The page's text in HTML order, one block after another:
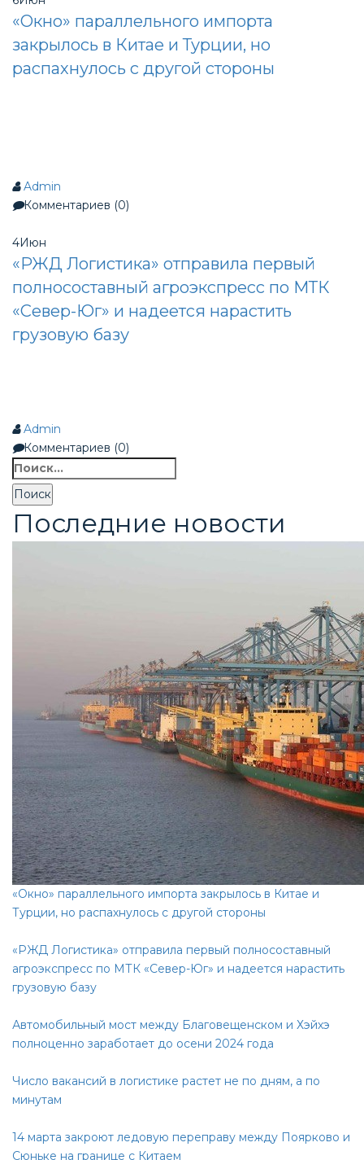
«Окно» параллельного импорта
закрылось в Китае и Турции, но
распахнулось с другой стороны
Admin
Комментариев (0)
4Июн
«РЖД Логистика» отправила первый
полносоставный агроэкспресс по МТК
«Север-Юг» и надеется нарастить
грузовую базу
Admin
Комментариев (0)
Найти:
Последние новости
«Окно» параллельного импорта закрылось в Китае и
Турции, но распахнулось с другой стороны
«РЖД Логистика» отправила первый полносоставный
агроэкспресс по МТК «Север-Юг» и надеется нарастить
грузовую базу
Автомобильный мост между Благовещенском и Хэйхэ
полноценно заработает до осени 2024 года
Число вакансий в логистике растет не по дням, а по
минутам
14 марта закроют ледовую переправу между Поярково и
Сюньке на границе с Китаем